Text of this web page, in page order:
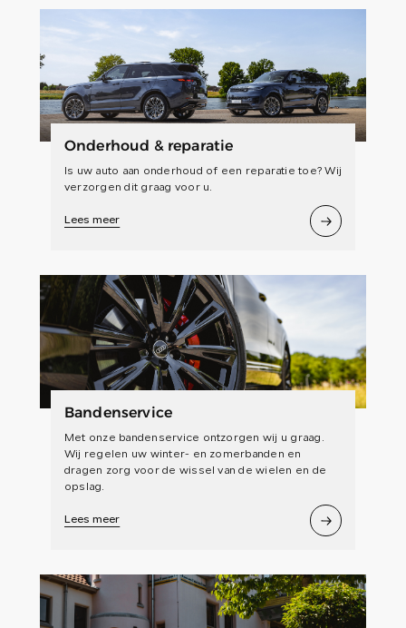
Onderhoud & reparatie
Is uw auto aan onderhoud of een reparatie toe? Wij
verzorgen dit graag voor u.
Lees meer
Bandenservice
Met onze bandenservice ontzorgen wij u graag.
Wij regelen uw winter- en zomerbanden en
dragen zorg voor de wissel van de wielen en de
opslag.
Lees meer